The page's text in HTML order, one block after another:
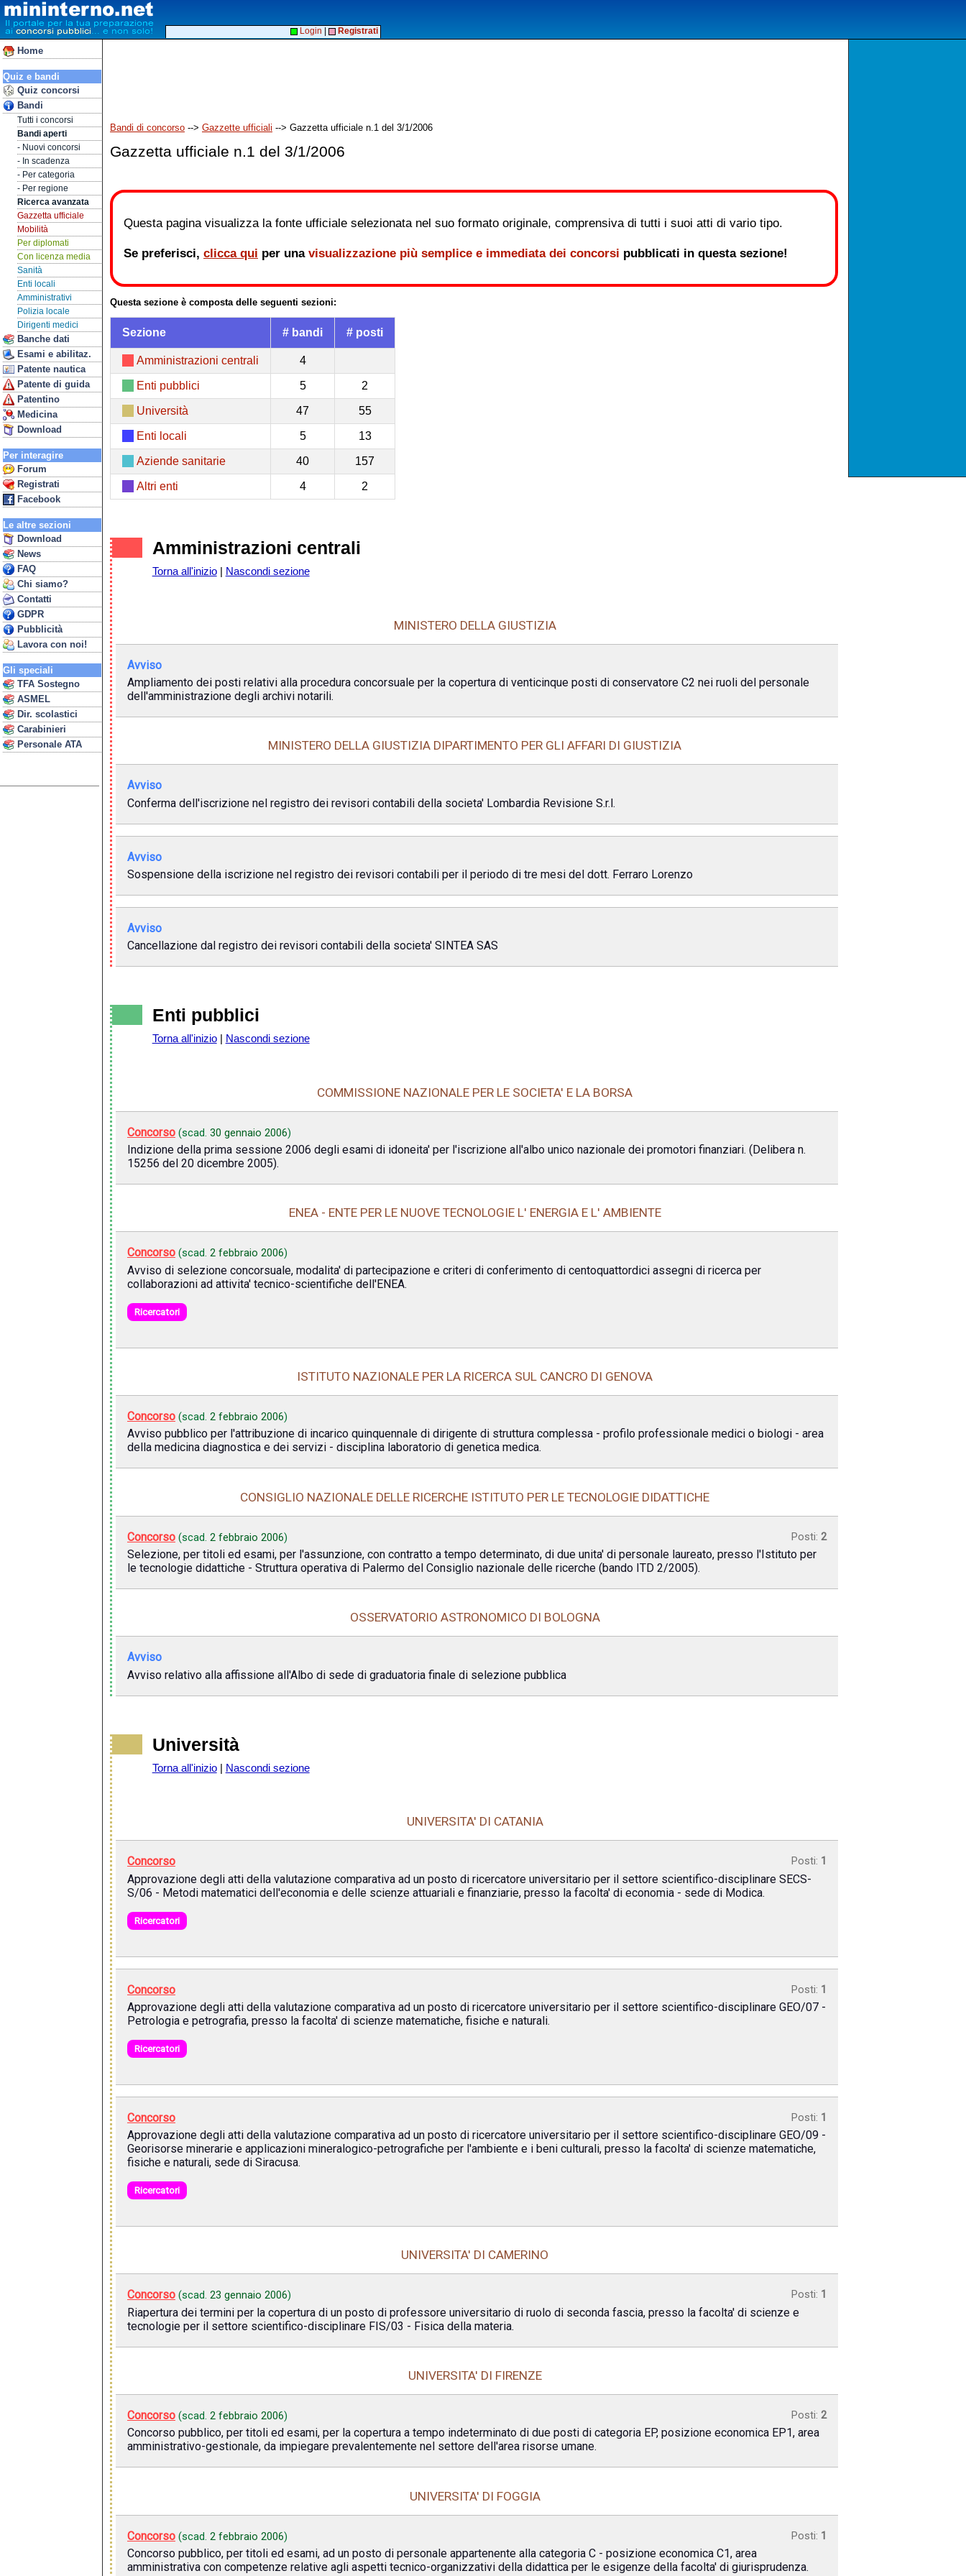
Home
Quiz e bandi
Quiz concorsi
Bandi
Tutti i concorsi
Bandi aperti
- Nuovi concorsi
- In scadenza
- Per categoria
- Per regione
Ricerca avanzata
Gazzetta ufficiale
Mobilità
Per diplomati
Con licenza media
Sanità
Enti locali
Amministrativi
Polizia locale
Dirigenti medici
Banche dati
Esami e abilitaz.
Patente nautica
Patente di guida
Patentino
Medicina
Download
Per interagire
Forum
Registrati
Facebook
Le altre sezioni
Download
News
FAQ
Chi siamo?
Contatti
GDPR
Pubblicità
Lavora con noi!
Gli speciali
TFA Sostegno
ASMEL
Dir. scolastici
Carabinieri
Personale ATA
Login Registrati
Bandi di concorso --> Gazzette ufficiali --> Gazzetta ufficiale n.1 del 3/1/2006
Gazzetta ufficiale n.1 del 3/1/2006
Questa pagina visualizza la fonte ufficiale selezionata nel suo formato originale, comprensiva di tutti i suoi atti di vario tipo.
Se preferisci, clicca qui per una visualizzazione più semplice e immediata dei concorsi pubblicati in questa sezione!
Questa sezione è composta delle seguenti sezioni:
Sezione # bandi # posti
Amministrazioni centrali 4
Enti pubblici 5 2
Università 47 55
Enti locali 5 13
Aziende sanitarie 40 157
Altri enti 4 2
Amministrazioni centrali
Torna all'inizio| Nascondi sezione
MINISTERO DELLA GIUSTIZIA
Avviso
Ampliamento dei posti relativi alla procedura concorsuale per la copertura di venticinque posti di conservatore C2 nei ruoli del personale
dell'amministrazione degli archivi notarili.
MINISTERO DELLA GIUSTIZIA DIPARTIMENTO PER GLI AFFARI DI GIUSTIZIA
Avviso
Conferma dell'iscrizione nel registro dei revisori contabili della societa' Lombardia Revisione S.r.l.
Avviso
Sospensione della iscrizione nel registro dei revisori contabili per il periodo di tre mesi del dott. Ferraro Lorenzo
Avviso
Cancellazione dal registro dei revisori contabili della societa' SINTEA SAS
Enti pubblici
Torna all'inizio| Nascondi sezione
COMMISSIONE NAZIONALE PER LE SOCIETA' E LA BORSA
Concorso (scad. 30 gennaio 2006)
Indizione della prima sessione 2006 degli esami di idoneita' per l'iscrizione all'albo unico nazionale dei promotori finanziari. (Delibera n.
15256 del 20 dicembre 2005).
ENEA - ENTE PER LE NUOVE TECNOLOGIE L' ENERGIA E L' AMBIENTE
Concorso (scad. 2 febbraio 2006)
Avviso di selezione concorsuale, modalita' di partecipazione e criteri di conferimento di centoquattordici assegni di ricerca per
collaborazioni ad attivita' tecnico-scientifiche dell'ENEA.
Ricercatori
ISTITUTO NAZIONALE PER LA RICERCA SUL CANCRO DI GENOVA
Concorso (scad. 2 febbraio 2006)
Avviso pubblico per l'attribuzione di incarico quinquennale di dirigente di struttura complessa - profilo professionale medici o biologi - area
della medicina diagnostica e dei servizi - disciplina laboratorio di genetica medica.
CONSIGLIO NAZIONALE DELLE RICERCHE ISTITUTO PER LE TECNOLOGIE DIDATTICHE
Concorso (scad. 2 febbraio 2006) Posti: 2
Selezione, per titoli ed esami, per l'assunzione, con contratto a tempo determinato, di due unita' di personale laureato, presso l'Istituto per
le tecnologie didattiche - Struttura operativa di Palermo del Consiglio nazionale delle ricerche (bando ITD 2/2005).
OSSERVATORIO ASTRONOMICO DI BOLOGNA
Avviso
Avviso relativo alla affissione all'Albo di sede di graduatoria finale di selezione pubblica
Università
Torna all'inizio| Nascondi sezione
UNIVERSITA' DI CATANIA
Concorso Posti: 1
Approvazione degli atti della valutazione comparativa ad un posto di ricercatore universitario per il settore scientifico-disciplinare SECS-
S/06 - Metodi matematici dell'economia e delle scienze attuariali e finanziarie, presso la facolta' di economia - sede di Modica.
Ricercatori
Concorso Posti: 1
Approvazione degli atti della valutazione comparativa ad un posto di ricercatore universitario per il settore scientifico-disciplinare GEO/07 -
Petrologia e petrografia, presso la facolta' di scienze matematiche, fisiche e naturali.
Ricercatori
Concorso Posti: 1
Approvazione degli atti della valutazione comparativa ad un posto di ricercatore universitario per il settore scientifico-disciplinare GEO/09 -
Georisorse minerarie e applicazioni mineralogico-petrografiche per l'ambiente e i beni culturali, presso la facolta' di scienze matematiche,
fisiche e naturali, sede di Siracusa.
Ricercatori
UNIVERSITA' DI CAMERINO
Concorso (scad. 23 gennaio 2006) Posti: 1
Riapertura dei termini per la copertura di un posto di professore universitario di ruolo di seconda fascia, presso la facolta' di scienze e
tecnologie per il settore scientifico-disciplinare FIS/03 - Fisica della materia.
UNIVERSITA' DI FIRENZE
Concorso (scad. 2 febbraio 2006) Posti: 2
Concorso pubblico, per titoli ed esami, per la copertura a tempo indeterminato di due posti di categoria EP, posizione economica EP1, area
amministrativo-gestionale, da impiegare prevalentemente nel settore dell'area risorse umane.
UNIVERSITA' DI FOGGIA
Concorso (scad. 2 febbraio 2006) Posti: 1
Concorso pubblico, per titoli ed esami, ad un posto di personale appartenente alla categoria C - posizione economica C1, area
amministrativa con competenze relative agli aspetti tecnico-organizzativi della didattica per le esigenze della facolta' di giurisprudenza.